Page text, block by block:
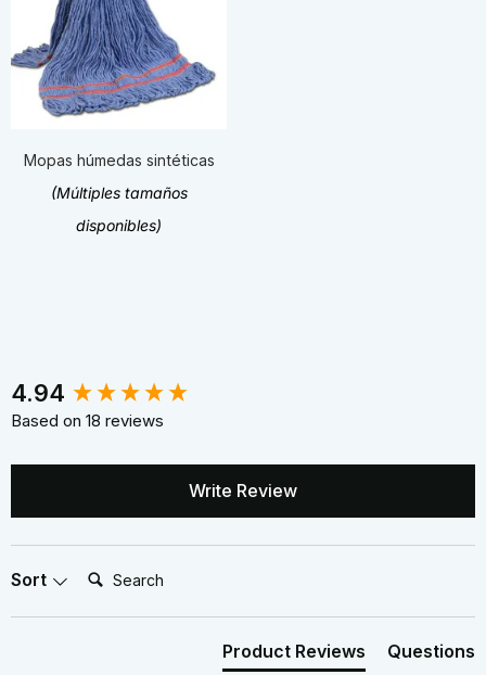
Mopas húmedas sintéticas
(Múltiples tamaños
disponibles)
4.94
Based on 18 reviews
Write Review
Sort
Search:
Product Reviews Questions
New content loaded